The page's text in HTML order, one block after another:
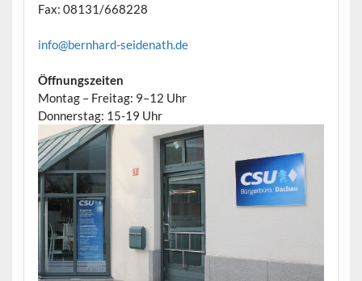
Fax: 08131/668228
info@bernhard-seidenath.de
Öffnungszeiten
Montag – Freitag: 9–12 Uhr
Donnerstag: 15-19 Uhr